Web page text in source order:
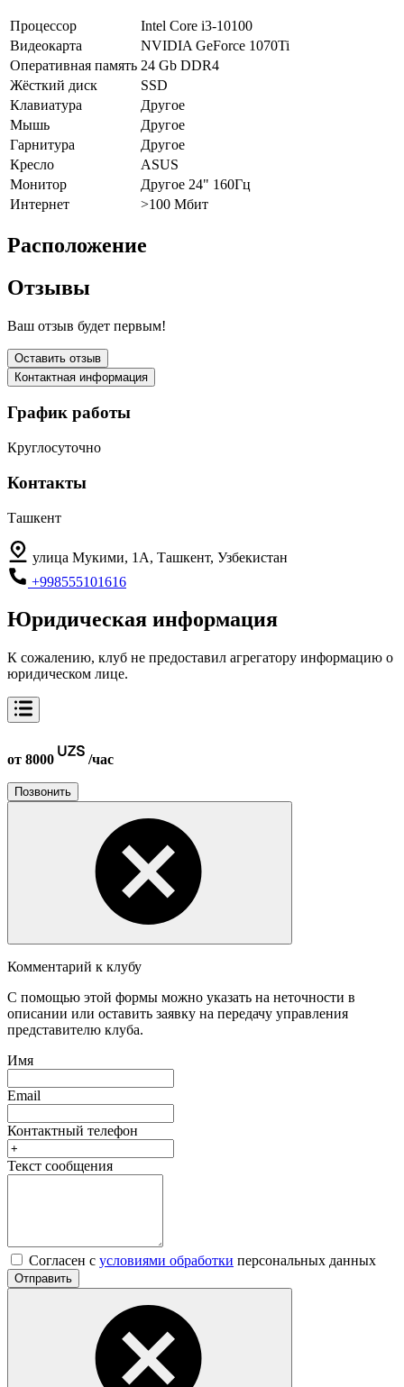
Процессор
Intel Core i3-10100
Видеокарта
NVIDIA GeForce 1070Ti
Оперативная память 24 Gb DDR4
Жёсткий диск
SSD
Клавиатура
Другое
Мышь
Другое
Гарнитура
Другое
Кресло
ASUS
Монитор
Другое 24" 160Гц
Интернет
>100 Мбит
Расположение
Отзывы
Ваш отзыв будет первым!
Оставить отзыв
Контактная информация
График работы
Круглосуточно
Контакты
Ташкент
улица Мукими, 1А, Ташкент, Узбекистан
+998555101616
Юридическая информация
К сожалению, клуб не предоставил агрегатору информацию о
юридическом лице.
от 8000 /час
Позвонить
Комментарий к клубу
С помощью этой формы можно указать на неточности в
описании или оставить заявку на передачу управления
представителю клуба.
Имя
Email
Контактный телефон
Текст сообщения
Согласен с условиями обработки персональных данных
Отправить